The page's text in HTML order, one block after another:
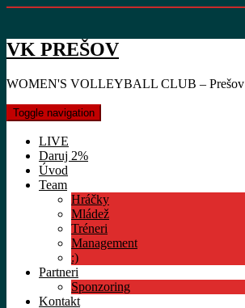
VK PREŠOV
WOMEN'S VOLLEYBALL CLUB – Prešov
Toggle navigation
LIVE
Daruj 2%
Úvod
Team
Hráčky
Mládež
Tréneri
Management
:)
Partneri
Sponzoring
Kontakt